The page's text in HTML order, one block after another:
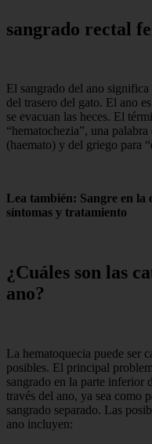
sangrado rectal
El sangrado del ano significa
del trasero del gato. El ano
se evacuan las heces. El
“hematochezia”, ​​una
(haemato) y del griego para
Lea también: Sangre en la
síntomas y tratamiento
¿Cuáles son las
ano?
La hematoquecia puede ser
posibles. El principal
sangrado en la parte inferior
través del ano, ya sea como
sangrado separado. Las
ano incluyen: